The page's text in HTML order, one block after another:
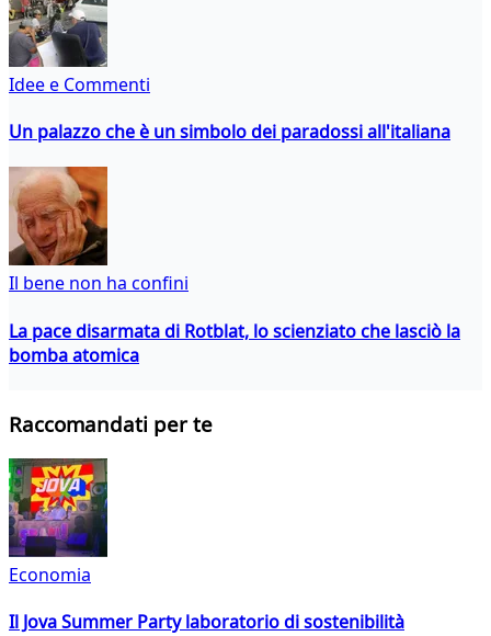
Idee e Commenti
Un palazzo che è un simbolo dei paradossi all'italiana
Il bene non ha confini
La pace disarmata di Rotblat, lo scienziato che lasciò la
bomba atomica
Raccomandati per te
Economia
Il Jova Summer Party laboratorio di sostenibilità